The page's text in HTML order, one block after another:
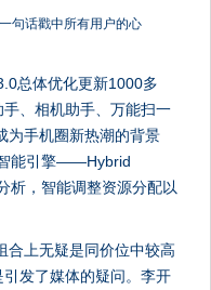
总体优化更新1000多
、相机助手、万能扫一
为手机圈新热潮的背景
能引擎——Hybrid
析，智能调整资源分配以
合上无疑是同价位中较高
发了媒体的疑问。李开